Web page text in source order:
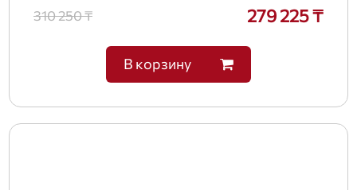
310 250 ₸ 279 225 ₸
В корзину